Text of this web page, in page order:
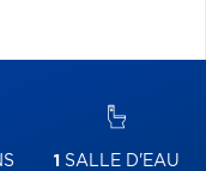
1 SALLE D'EAU